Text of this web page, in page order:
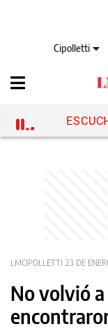
Cipolletti
LMCIPOLLETTI 23 DE
No volvió